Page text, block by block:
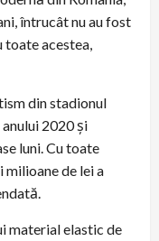
întrucât nu au fost
toate acestea,
din stadionul
2020 și
luni. Cu toate
milioane de lei a
material elastic de